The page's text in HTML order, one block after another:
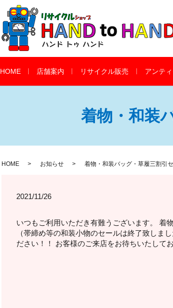
HOME 店舗案内 リサイクル販売 アンテ
着物・和装
HOME お知らせ 着物・和装バッグ・草履三割引
2021/11/26
いつもご利用いただき有難うございます。 着
（帯締め等の和装小物のセールは終了致しま
ださい！！ お客様のご来店をお待ちいたしてお